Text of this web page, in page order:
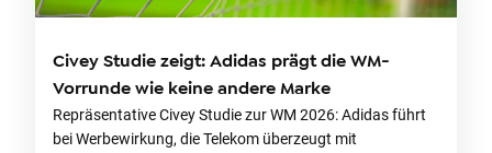
Civey Studie zeigt: Adidas prägt die WM-
Vorrunde wie keine andere Marke
Repräsentative Civey Studie zur WM 2026: Adidas führt
bei Werbewirkung, die Telekom überzeugt mit